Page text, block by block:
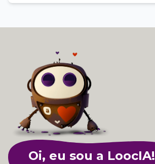
Oi, eu sou a LoocIA!